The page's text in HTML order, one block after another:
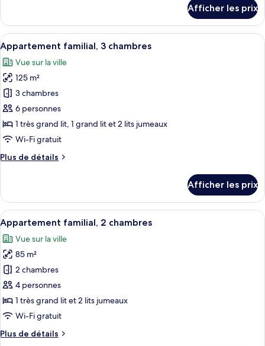
lit
double
Studio
exécutif,
1
lit
double
Afficher les prix
Afficher
toutes
les
photos
pour
ce
type
de
chambre :
Appartement
chambres
Une salle de bain moderne avec
11
Appartement familial, 3 chambres
Vue sur la ville
125 m²
3 chambres
6 personnes
1 très grand lit, 1 grand lit et 2 lits jumeaux
Wi-Fi gratuit
Plus de détails
Plus
Appartement
familial,
3
chambres
Afficher les prix
Afficher
toutes
les
photos
pour
ce
type
de
chambre :
Appartement
Appartement familial, 2 chambres |
10
Appartement familial, 2 chambres
Vue sur la ville
85 m²
2 chambres
4 personnes
1 très grand lit et 2 lits jumeaux
Wi-Fi gratuit
Plus de détails
Plus